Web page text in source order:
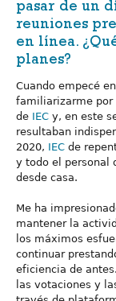
pasar de un
reuniones
en línea.
planes?
Cuando empecé
familiarizarme por
de IEC y, en este
resultaban
2020, IEC de
y todo el personal
desde casa.
Me ha
mantener la
los máximos
continuar
eficiencia de
las votaciones y